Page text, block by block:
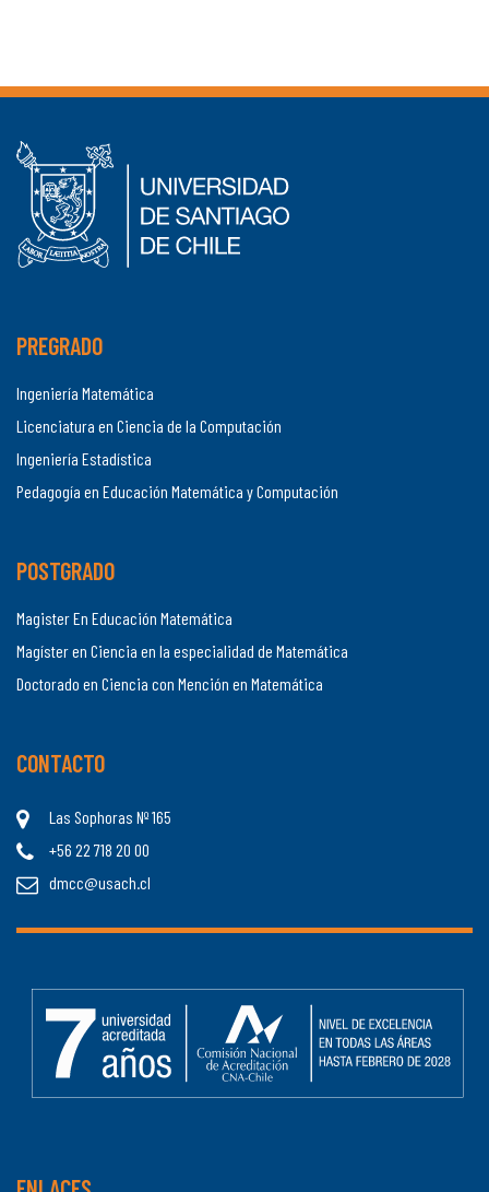
PREGRADO
Ingeniería Matemática
Licenciatura en Ciencia de la Computación
Ingeniería Estadística
Pedagogía en Educación Matemática y Computación
POSTGRADO
Magister En Educación Matemática
Magíster en Ciencia en la especialidad de Matemática
Doctorado en Ciencia con Mención en Matemática
CONTACTO
Las Sophoras Nº 165
+56 22 718 20 00
dmcc@usach.cl